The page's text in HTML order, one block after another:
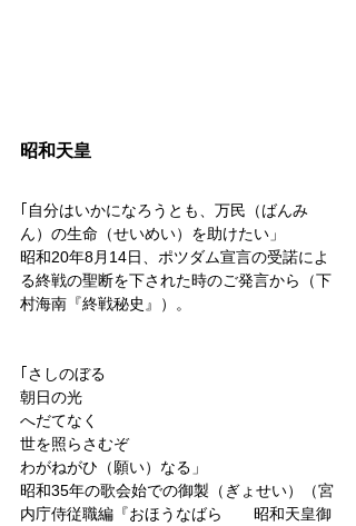
昭和天皇
｢自分はいかになろうとも、万民（ばんみ
ん）の生命（せいめい）を助けたい」
昭和20年8月14日、ポツダム宣言の受諾によ
る終戦の聖断を下された時のご発言から（下
村海南『終戦秘史』）。
｢さしのぼる
朝日の光
へだてなく
世を照らさむぞ
わがねがひ（願い）なる」
昭和35年の歌会始での御製（ぎょせい）（宮
内庁侍従職編『おほうなばら　　昭和天皇御